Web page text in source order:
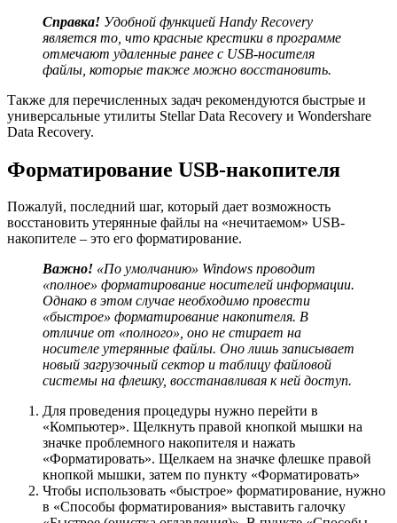
Справка! Удобной функцией Handy Recovery
является то, что красные крестики в программе
отмечают удаленные ранее с USB-носителя
файлы, которые также можно восстановить.
Также для перечисленных задач рекомендуются быстрые и
универсальные утилиты Stellar Data Recovery и Wondershare
Data Recovery.
Форматирование USB-накопителя
Пожалуй, последний шаг, который дает возможность
восстановить утерянные файлы на «нечитаемом» USB-
накопителе – это его форматирование.
Важно! «По умолчанию» Windows проводит
«полное» форматирование носителей информации.
Однако в этом случае необходимо провести
«быстрое» форматирование накопителя. В
отличие от «полного», оно не стирает на
носителе утерянные файлы. Оно лишь записывает
новый загрузочный сектор и таблицу файловой
системы на флешку, восстанавливая к ней доступ.
Для проведения процедуры нужно перейти в
«Компьютер». Щелкнуть правой кнопкой мышки на
значке проблемного накопителя и нажать
«Форматировать». Щелкаем на значке флешке правой
кнопкой мышки, затем по пункту «Форматировать»
Чтобы использовать «быстрое» форматирование, нужно
в «Способы форматирования» выставить галочку